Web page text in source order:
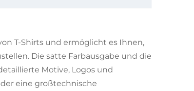
T-Shirts und ermöglicht es Ihnen,
Die satte Farbausgabe und die
Motive, Logos und
eine großtechnische